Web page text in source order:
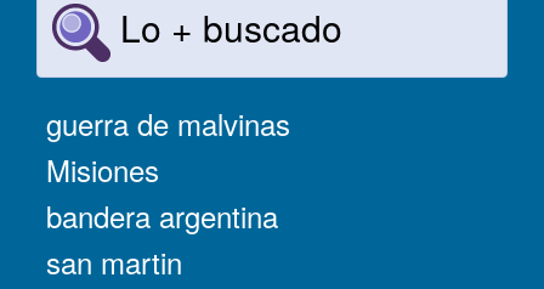
Lo + buscado
guerra de malvinas
Misiones
bandera argentina
san martin